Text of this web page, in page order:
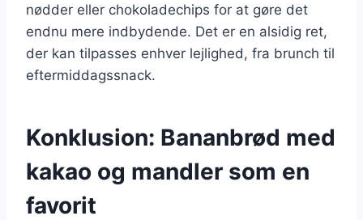
nødder eller chokoladechips for at gøre det
endnu mere indbydende. Det er en alsidig ret,
der kan tilpasses enhver lejlighed, fra brunch til
eftermiddagssnack.
Konklusion: Bananbrød med
kakao og mandler som en
favorit